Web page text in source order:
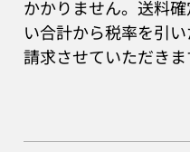
かかりません。送料
い合計から税率を引
請求させていただきま